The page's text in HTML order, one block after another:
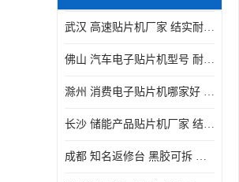
武汉 高速贴片机厂家 结实耐用 贴片效率高
佛山 汽车电子贴片机型号 耐振动 宽容性高
滁州 消费电子贴片机哪家好 结实耐用 全自动化
长沙 储能产品贴片机厂家 结实耐用 适用范围广
成都 知名返修台 黑胶可拆 对位 校正 贴放准确